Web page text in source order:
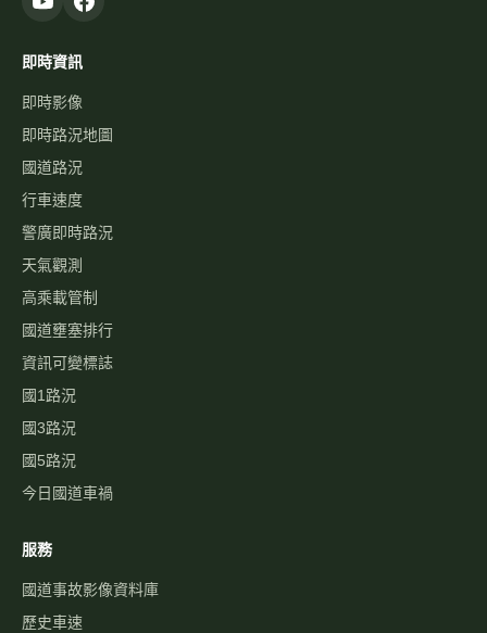
即時資訊
即時影像
即時路況地圖
國道路況
行車速度
警廣即時路況
天氣觀測
高乘載管制
國道壅塞排行
資訊可變標誌
國1路況
國3路況
國5路況
今日國道車禍
服務
國道事故影像資料庫
歷史車速